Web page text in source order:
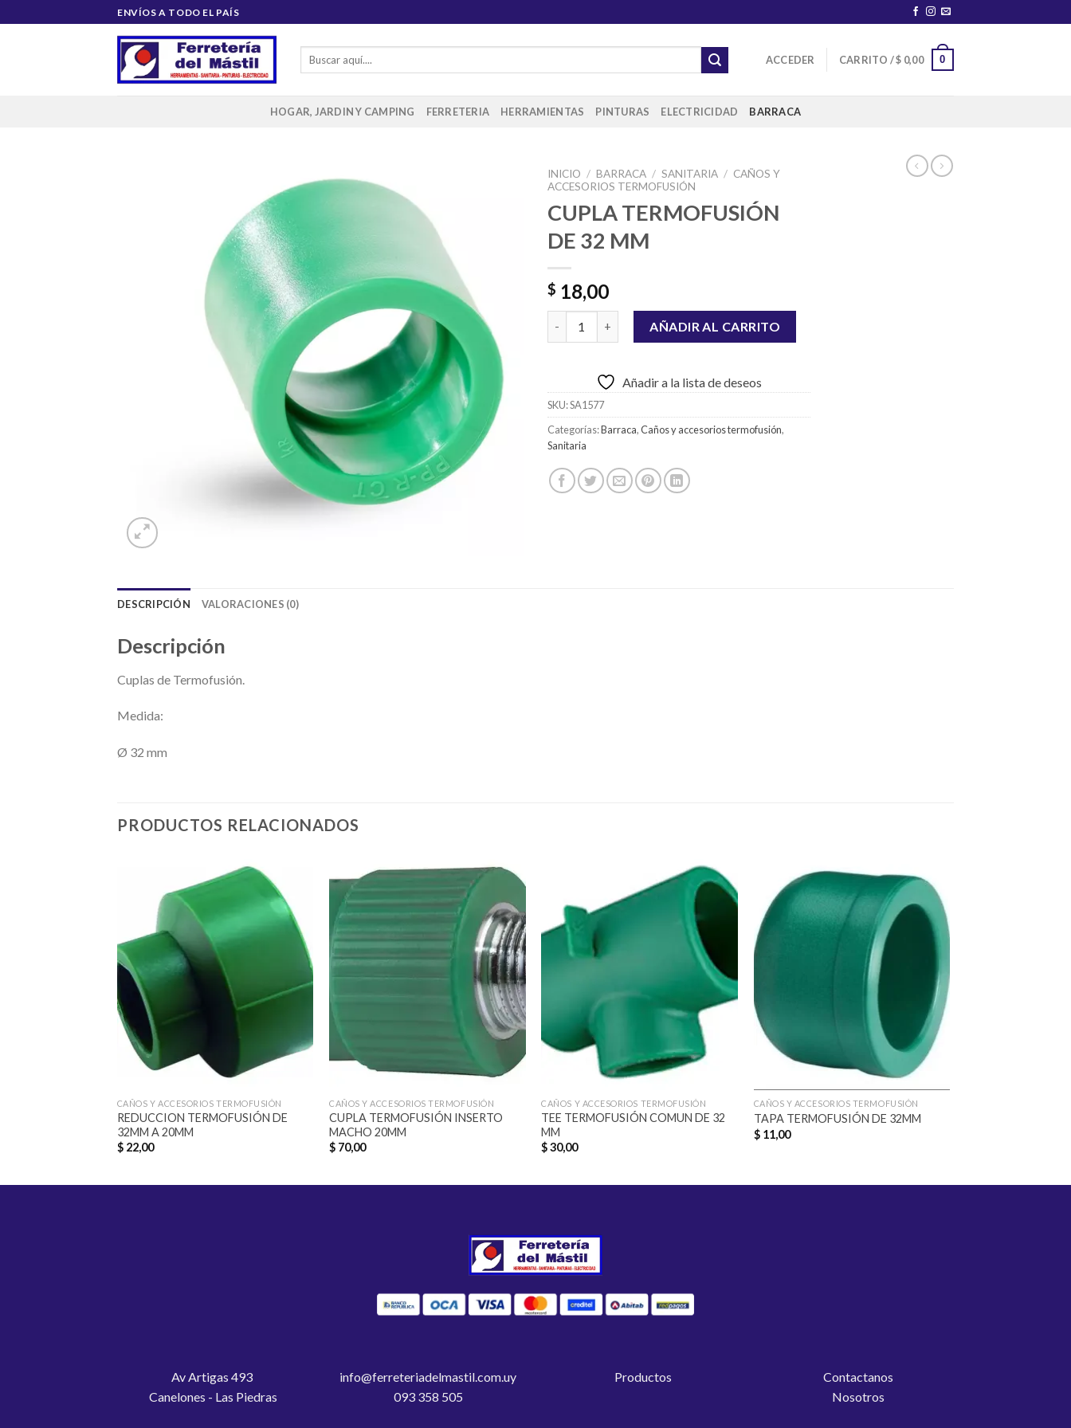
al
ENVÍOS A TODO EL PAÍS
Buscar
ACCEDER CARRITO /$ 0,00 0
HOGAR, JARDIN Y CAMPING FERRETERIA HERRAMIENTAS PINTURAS ELECTRICIDAD BARRACA
INICIO / BARRACA / SANITARIA / CAÑOS Y
ACCESORIOS TERMOFUSIÓN
CUPLA TERMOFUSIÓN
DE 32 MM
$ 18,00
CUPLA TERMOFUSIÓN DE 32 MM cantidad
AÑADIR AL CARRITO
Añadir a la lista de deseos
SKU:SA1577
Categorías:Barraca,Caños y accesorios termofusión,
Sanitaria
DESCRIPCIÓN VALORACIONES (0)
Descripción
Cuplas de Termofusión.
Medida:
Ø 32 mm
PRODUCTOS RELACIONADOS
Añadir
CAÑOS Y ACCESORIOS TERMOFUSIÓN
REDUCCION TERMOFUSIÓN DE
32MM A 20MM
$22,00
Añadir
a la
lista de
deseos
CAÑOS Y ACCESORIOS TERMOFUSIÓN
CUPLA TERMOFUSIÓN INSERTO
MACHO 20MM
$ 70,00
Añadir
lista de
deseos
CAÑOS Y ACCESORIOS TERMOFUSIÓN
TEE TERMOFUSIÓN COMUN DE 32
MM
$30,00
Añadir
CAÑOS Y ACCESORIOS TERMOFUSIÓN
TAPA TERMOFUSIÓN DE 32MM
$11,00
Av Artigas 493
Canelones - Las Piedras
info@ferreteriadelmastil.com.uy
093 358 505
Productos
Contactanos
Nosotros